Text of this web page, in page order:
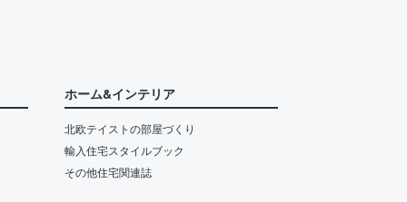
ホーム&インテリア
北欧テイストの部屋づくり
輸入住宅スタイルブック
その他住宅関連誌